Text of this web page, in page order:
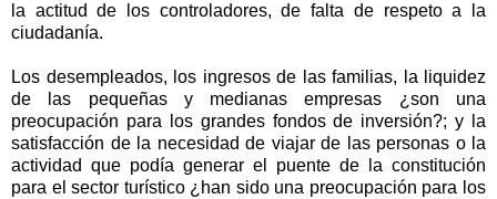
la actitud de los controladores, de falta de respeto a la
ciudadanía.
Los desempleados, los ingresos de las familias, la liquidez
de las pequeñas y medianas empresas ¿son una
preocupación para los grandes fondos de inversión?; y la
satisfacción de la necesidad de viajar de las personas o la
actividad que podía generar el puente de la constitución
para el sector turístico ¿han sido una preocupación para los